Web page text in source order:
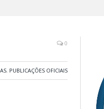
0
, PUBLICAÇÕES OFICIAIS